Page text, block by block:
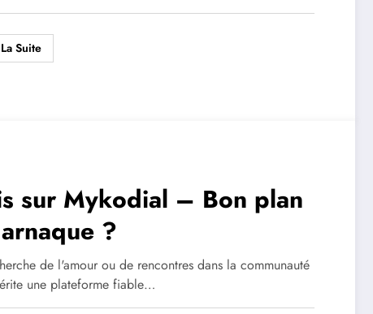
Suite
sur Mykodial – Bon plan
?
de l'amour ou de rencontres dans la communauté
une plateforme fiable…